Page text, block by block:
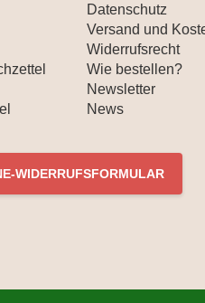
Datenschutz
Versand und
Widerrufsrecht
Wie bestellen?
Newsletter
News
WIDERRUFSFORMULAR